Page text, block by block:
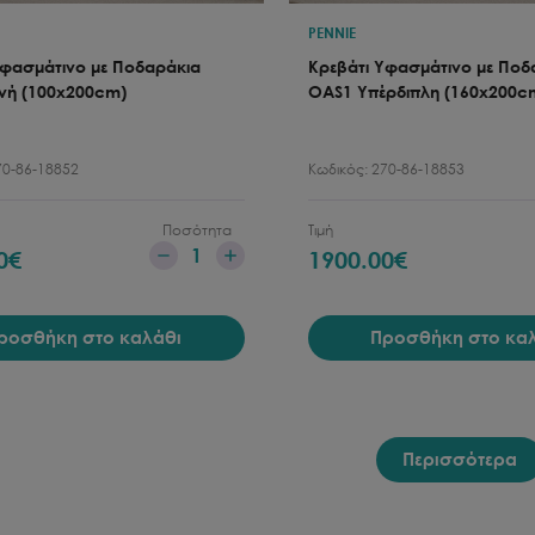
με Ποδαράκια
(100x200cm)
86-18852
€
Ποσότητα
1
στο καλάθι
PENNIE
Κρεβάτι Υφασμάτινο με
OAS1 Υπέρδιπλη
Κωδικός: 270-86-18853
Τιμή
1900.00€
Προσθήκη στο
Περισσότερα